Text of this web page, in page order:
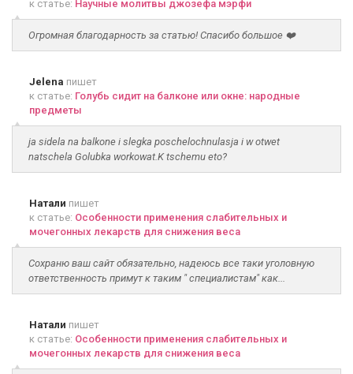
к статье: Научные молитвы джозефа мэрфи
Огромная благодарность за статью! Спасибо большое ❤️
Jelena пишет
к статье: Голубь сидит на балконе или окне: народные
предметы
ja sidela na balkone i slegka poschelochnulasja i w otwet
natschela Golubka workowat.K tschemu eto?
Натали пишет
к статье: Особенности применения слабительных и
мочегонных лекарств для снижения веса
Сохраню ваш сайт обязательно, надеюсь все таки уголовную
ответственность примут к таким " специалистам" как...
Натали пишет
к статье: Особенности применения слабительных и
мочегонных лекарств для снижения веса